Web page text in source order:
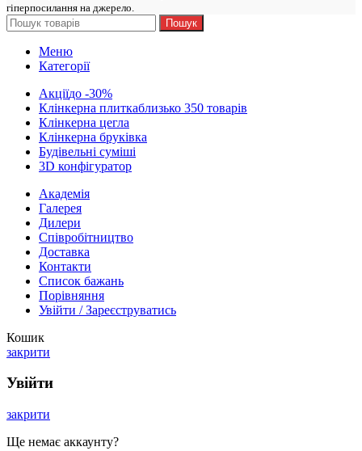
гіперпосилання на джерело.
Пошук
Меню
Категорії
Акціїдо -30%
Клінкерна плиткаблизько 350 товарів
Клінкерна цегла
Клінкерна бруківка
Будівельні суміші
3D конфігуратор
Академія
Галерея
Дилери
Cпівробітництво
Доставка
Контакти
Список бажань
Порівняння
Увійти / Зареєструватись
Кошик
закрити
Увійти
закрити
Ще немає аккаунту?